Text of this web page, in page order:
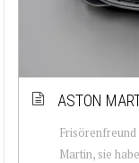
ASTON
Martin, sie